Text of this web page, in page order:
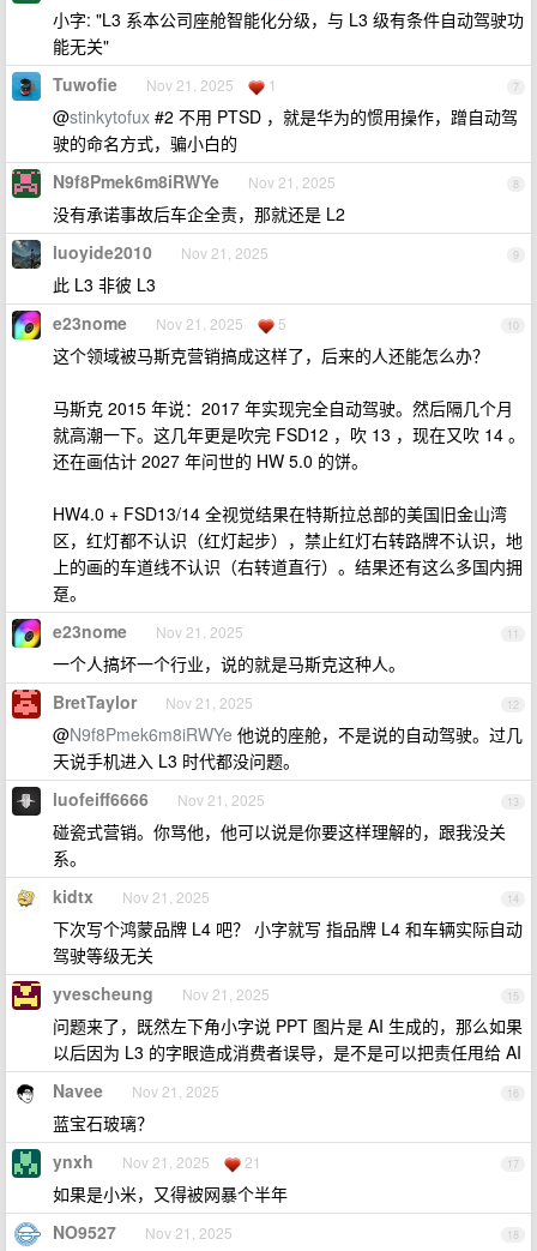
小字: "L3 系本公司座舱智能化分级，与 L3 级有条件自动驾驶功
能无关"
7
Tuwofie Nov 21, 2025 1
@stinkytofux #2 不用 PTSD ，就是华为的惯用操作，蹭自动驾
驶的命名方式，骗小白的
8
N9f8Pmek6m8iRWYe Nov 21, 2025
没有承诺事故后车企全责，那就还是 L2
9
luoyide2010 Nov 21, 2025
此 L3 非彼 L3
10
e23nome Nov 21, 2025 5
这个领域被马斯克营销搞成这样了，后来的人还能怎么办？
马斯克 2015 年说：2017 年实现完全自动驾驶。然后隔几个月
就高潮一下。这几年更是吹完 FSD12 ，吹 13 ，现在又吹 14 。
还在画估计 2027 年问世的 HW 5.0 的饼。
HW4.0 + FSD13/14 全视觉结果在特斯拉总部的美国旧金山湾
区，红灯都不认识（红灯起步），禁止红灯右转路牌不认识，地
上的画的车道线不认识（右转道直行）。结果还有这么多国内拥
趸。
11
e23nome Nov 21, 2025
一个人搞坏一个行业，说的就是马斯克这种人。
12
BretTaylor Nov 21, 2025
@N9f8Pmek6m8iRWYe 他说的座舱，不是说的自动驾驶。过几
天说手机进入 L3 时代都没问题。
13
luofeiff6666 Nov 21, 2025
碰瓷式营销。你骂他，他可以说是你要这样理解的，跟我没关
系。
14
kidtx Nov 21, 2025
下次写个鸿蒙品牌 L4 吧？ 小字就写 指品牌 L4 和车辆实际自动
驾驶等级无关
15
yvescheung Nov 21, 2025
问题来了，既然左下角小字说 PPT 图片是 AI 生成的，那么如果
以后因为 L3 的字眼造成消费者误导，是不是可以把责任甩给 AI
16
Navee Nov 21, 2025
蓝宝石玻璃？
17
ynxh Nov 21, 2025 21
如果是小米，又得被网暴个半年
18
NO9527 Nov 21, 2025